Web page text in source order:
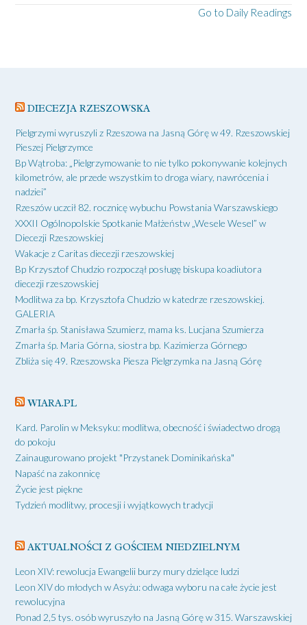
Go to Daily Readings
DIECEZJA RZESZOWSKA
Pielgrzymi wyruszyli z Rzeszowa na Jasną Górę w 49. Rzeszowskiej
Pieszej Pielgrzymce
Bp Wątroba: „Pielgrzymowanie to nie tylko pokonywanie kolejnych
kilometrów, ale przede wszystkim to droga wiary, nawrócenia i
nadziei”
Rzeszów uczcił 82. rocznicę wybuchu Powstania Warszawskiego
XXXII Ogólnopolskie Spotkanie Małżeństw „Wesele Wesel” w
Diecezji Rzeszowskiej
Wakacje z Caritas diecezji rzeszowskiej
Bp Krzysztof Chudzio rozpoczął posługę biskupa koadiutora
diecezji rzeszowskiej
Modlitwa za bp. Krzysztofa Chudzio w katedrze rzeszowskiej.
GALERIA
Zmarła śp. Stanisława Szumierz, mama ks. Lucjana Szumierza
Zmarła śp. Maria Górna, siostra bp. Kazimierza Górnego
Zbliża się 49. Rzeszowska Piesza Pielgrzymka na Jasną Górę
WIARA.PL
Kard. Parolin w Meksyku: modlitwa, obecność i świadectwo drogą
do pokoju
Zainaugurowano projekt "Przystanek Dominikańska"
Napaść na zakonnicę
Życie jest piękne
Tydzień modlitwy, procesji i wyjątkowych tradycji
AKTUALNOŚCI Z GOŚCIEM NIEDZIELNYM
Leon XIV: rewolucja Ewangelii burzy mury dzielące ludzi
Leon XIV do młodych w Asyżu: odwaga wyboru na całe życie jest
rewolucyjna
Ponad 2,5 tys. osób wyruszyło na Jasną Górę w 315. Warszawskiej